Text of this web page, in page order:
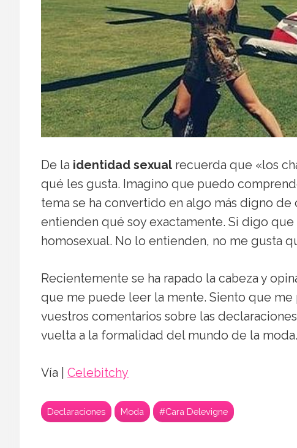
De la identidad sexual recuerda que «los
qué les gusta. Imagino que puedo
tema se ha convertido en algo más digno
entienden qué soy exactamente. Si digo
homosexual. No lo entienden, no me gusta
Recientemente se ha rapado la cabeza y
que me puede leer la mente. Siento que me
vuestros comentarios sobre las
vuelta a la formalidad del mundo de la moda.
Vía | Celebitchy
Declaraciones Moda #Cara Delevigne